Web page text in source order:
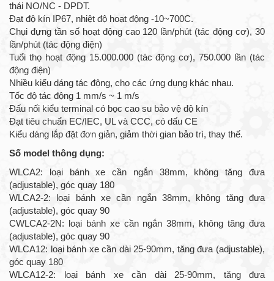
thái NO/NC - DPDT.
Đạt độ kín IP67, nhiệt độ hoạt động -10~700C.
Chụi đựng tần số hoạt động cao 120 lần/phút (tác động cơ), 30
lần/phút (tác động điện)
Tuổi thọ hoạt động 15.000.000 (tác động cơ), 750.000 lần (tác
động điện)
Nhiều kiểu dáng tác động, cho các ứng dụng khác nhau.
Tốc độ tác động 1 mm/s ~ 1 m/s
Đấu nối kiểu terminal có bọc cao su bảo vệ độ kín
Đạt tiêu chuẩn EC/IEC, UL và CCC, có dấu CE
Kiểu dáng lắp đặt đơn giản, giảm thời gian bảo trì, thay thế.
Số model thông dụng:
WLCA2: loại bánh xe cần ngắn 38mm, không tăng đưa
(adjustable), góc quay 180
WLCA2-2: loại bánh xe cần ngắn 38mm, không tăng đưa
(adjustable), góc quay 90
CWLCA2-2N: loại bánh xe cần ngắn 38mm, không tăng đưa
(adjustable), góc quay 90
WLCA12: loại bánh xe cần dài 25-90mm, tăng đưa (adjustable),
góc quay 180
WLCA12-2: loại bánh xe cần dài 25-90mm, tăng đưa